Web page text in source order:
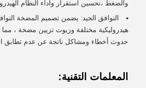
والضغط ،تحسين استقرار وأداء النظام
التوافق الجيد: يضمن تصميم المضخة
هيدروليكية مختلفة وزيوت تزيين مضخة ،
حدوث أخطاء ومشاكل ناتجة عن عدم تطابق
المعلمات التقنية: